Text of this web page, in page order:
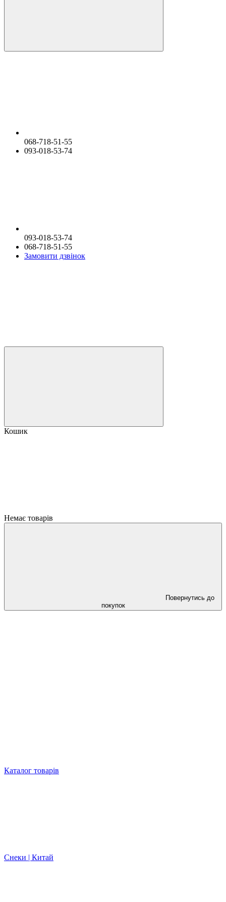
068-718-51-55
093-018-53-74
093-018-53-74
068-718-51-55
Замовити дзвінок
Кошик
Немає товарів
Повернутись до
покупок
Каталог товарів
Снеки | Китай